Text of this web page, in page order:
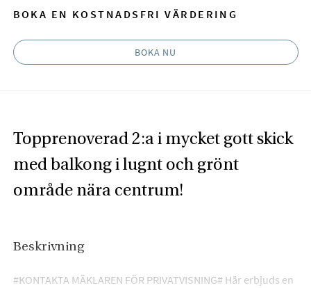
BOKA EN KOSTNADSFRI VÄRDERING
BOKA NU
Topprenoverad 2:a i mycket gott skick
med balkong i lugnt och grönt
område nära centrum!
Beskrivning
#KONTAKTA MÄKLAREN FÖR PRIVATVISNING# Här erbjuds en